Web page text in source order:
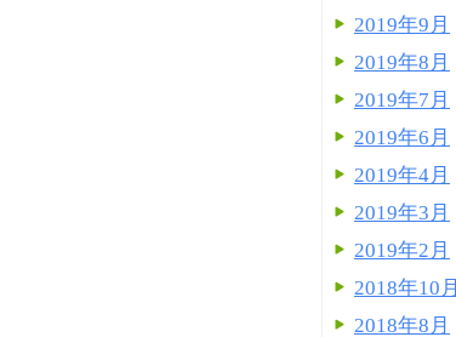
2019年9月
2019年8月
2019年7月
2019年6月
2019年4月
2019年3月
2019年2月
2018年10月
2018年8月